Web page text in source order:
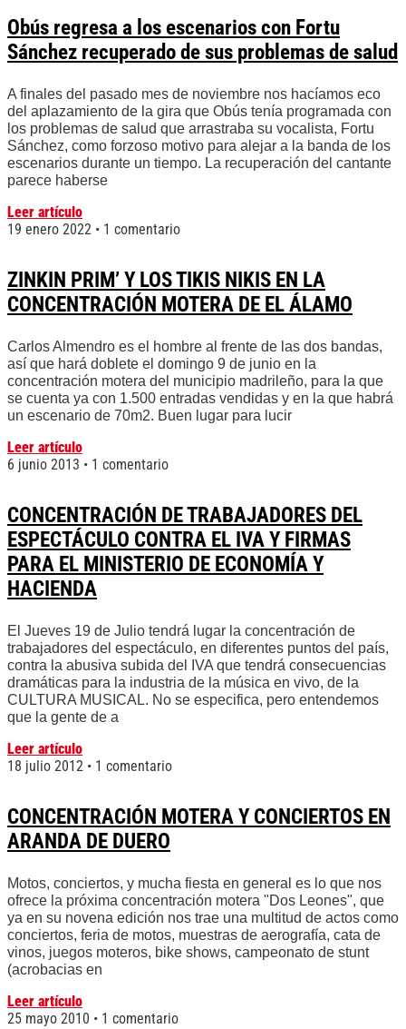
Obús regresa a los escenarios con Fortu
Sánchez recuperado de sus problemas de salud
A finales del pasado mes de noviembre nos hacíamos eco
del aplazamiento de la gira que Obús tenía programada con
los problemas de salud que arrastraba su vocalista, Fortu
Sánchez, como forzoso motivo para alejar a la banda de los
escenarios durante un tiempo. La recuperación del cantante
parece haberse
Leer artículo
19 enero 2022
1 comentario
ZINKIN PRIM’ Y LOS TIKIS NIKIS EN LA
CONCENTRACIÓN MOTERA DE EL ÁLAMO
Carlos Almendro es el hombre al frente de las dos bandas,
así que hará doblete el domingo 9 de junio en la
concentración motera del municipio madrileño, para la que
se cuenta ya con 1.500 entradas vendidas y en la que habrá
un escenario de 70m2. Buen lugar para lucir
Leer artículo
6 junio 2013
1 comentario
CONCENTRACIÓN DE TRABAJADORES DEL
ESPECTÁCULO CONTRA EL IVA Y FIRMAS
PARA EL MINISTERIO DE ECONOMÍA Y
HACIENDA
El Jueves 19 de Julio tendrá lugar la concentración de
trabajadores del espectáculo, en diferentes puntos del país,
contra la abusiva subida del IVA que tendrá consecuencias
dramáticas para la industria de la música en vivo, de la
CULTURA MUSICAL. No se especifica, pero entendemos
que la gente de a
Leer artículo
18 julio 2012
1 comentario
CONCENTRACIÓN MOTERA Y CONCIERTOS EN
ARANDA DE DUERO
Motos, conciertos, y mucha fiesta en general es lo que nos
ofrece la próxima concentración motera "Dos Leones", que
ya en su novena edición nos trae una multitud de actos como
conciertos, feria de motos, muestras de aerografía, cata de
vinos, juegos moteros, bike shows, campeonato de stunt
(acrobacias en
Leer artículo
25 mayo 2010
1 comentario